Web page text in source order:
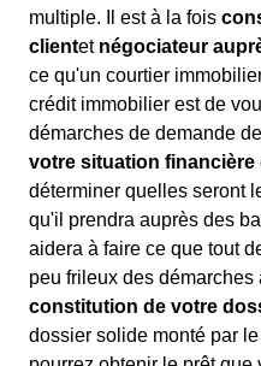
multiple. Il est à la fois
clientet négociateur
ce qu'un courtier
crédit immobilier est de
démarches de demande
votre situation financière
déterminer quelles seront
qu'il prendra auprès des
aidera à faire ce que tout
peu frileux des
constitution de votre
dossier solide monté par